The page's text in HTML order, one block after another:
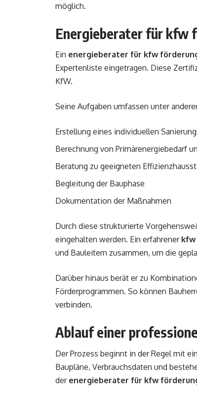
möglich.
Energieberater für kfw
Ein energieberater für kfw
Expertenliste eingetragen. Diese
KfW.
Seine Aufgaben umfassen unter
Erstellung eines individuellen
Berechnung von Primärenergiebedarf
Beratung zu geeigneten
Begleitung der Bauphase
Dokumentation der Maßnahmen
Durch diese strukturierte
eingehalten werden. Ein erfahrener
und Bauleitern zusammen, um die
Darüber hinaus berät er zu
Förderprogrammen. So können
verbinden.
Ablauf einer
Der Prozess beginnt in der Regel mit
Baupläne, Verbrauchsdaten und
der energieberater für kfw